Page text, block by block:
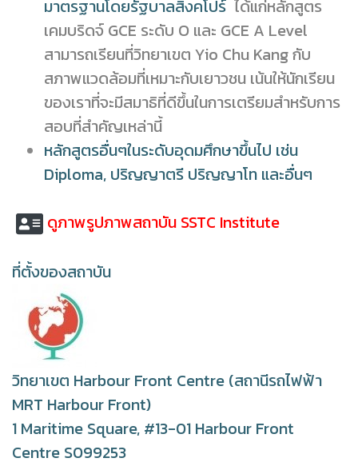
มาตรฐานโดยรัฐบาลสิงคโปร์ ได้แก่หลักสูตร
เคมบริดจ์ GCE ระดับ O และ GCE A Level
สามารถเรียนที่วิทยาเขต Yio Chu Kang กับ
สภาพแวดล้อมที่เหมาะกับเยาวชน เน้นให้นักเรียน
ของเราที่จะมีสมาธิที่ดีขึ้นในการเตรียมสำหรับการ
สอบที่สำคัญเหล่านี้
หลักสูตรอื่นๆในระดับอุดมศึกษาขึ้นไป เช่น
Diploma, ปริญญาตรี ปริญญาโท และอื่นๆ
ดูภาพรูปภาพสถาบัน SSTC Institute
ที่ตั้งของสถาบัน
วิทยาเขต Harbour Front Centre (สถานีรถไฟฟ้า
MRT Harbour Front)
1 Maritime Square, #13-01 Harbour Front
Centre S099253